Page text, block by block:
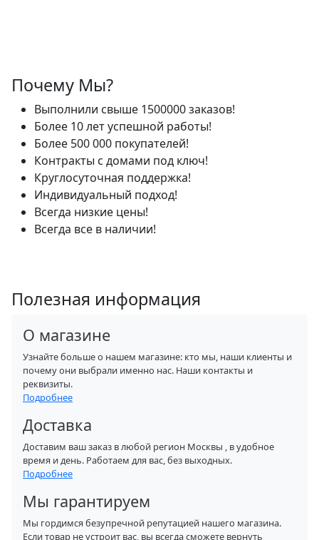
Почему Мы?
Выполнили свыше 1500000 заказов!
Более 10 лет успешной работы!
Более 500 000 покупателей!
Контракты с домами под ключ!
Круглосуточная поддержка!
Индивидуальный подход!
Всегда низкие цены!
Всегда все в наличии!
Полезная информация
О магазине
Узнайте больше о нашем магазине: кто мы, наши клиенты и
почему они выбрали именно нас. Наши контакты и
реквизиты.
Подробнее
Доставка
Доставим ваш заказ в любой регион Москвы , в удобное
время и день. Работаем для вас, без выходных.
Подробнее
Мы гарантируем
Мы гордимся безупречной репутацией нашего магазина.
Если товар не устроит вас, вы всегда сможете вернуть